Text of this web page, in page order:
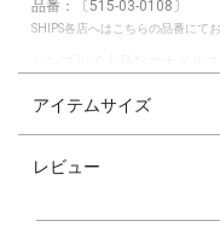
品番：〔515-03-0108〕
SHIPS各店へはこちらの品番にて
入学シーズンや発表会など
※薄いボール紙を使用した
アイテムサイズ
レビュー